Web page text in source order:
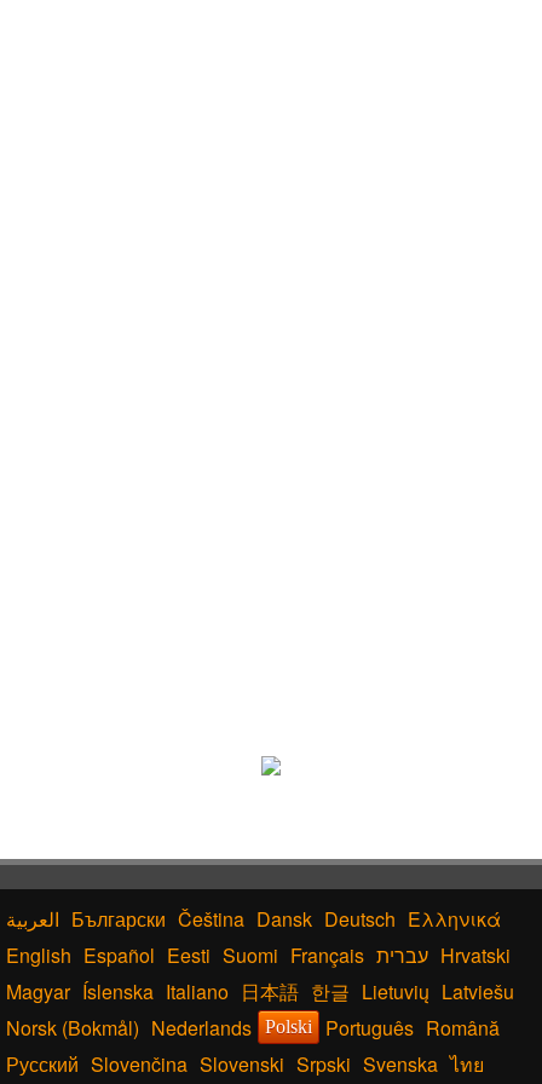
Български Čeština Dansk Deutsch Ελληνικά
English Español Eesti Suomi Français עברית Hrvatski
Magyar Íslenska Italiano 日本語 한글 Lietuvių Latviešu
Norsk (Bokmål) Nederlands Polski Português Română
Русский Slovenčina Slovenski Srpski Svenska ไทย